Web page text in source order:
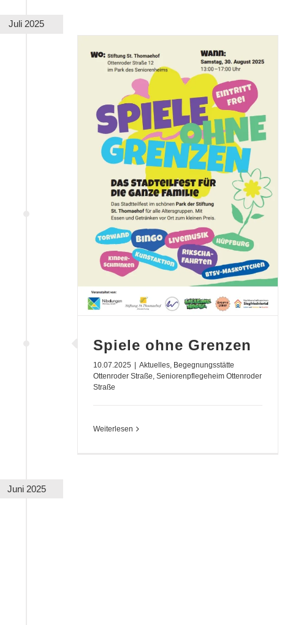
Juli 2025
Spiele ohne Grenzen
10.07.2025 Aktuelles, Begegnungsstätte
Ottenroder Straße, Seniorenpflegeheim Ottenroder
Straße
Weiterlesen
Juni 2025